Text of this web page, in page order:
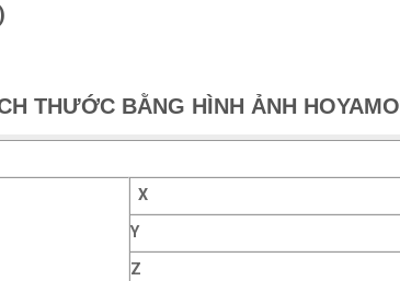
THƯỚC BẰNG HÌNH ẢNH HOYAMO
X
Y
Z